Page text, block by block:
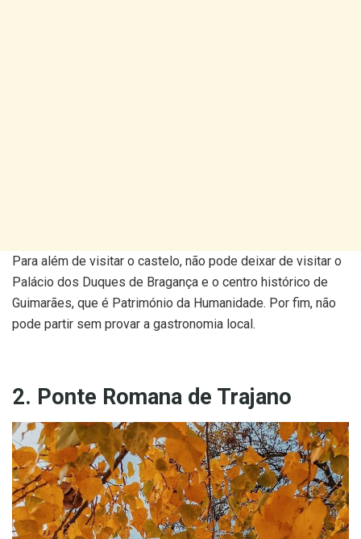
Para além de visitar o castelo, não pode deixar de visitar o
Palácio dos Duques de Bragança e o centro histórico de
Guimarães, que é Património da Humanidade. Por fim, não
pode partir sem provar a gastronomia local.
2. Ponte Romana de Trajano